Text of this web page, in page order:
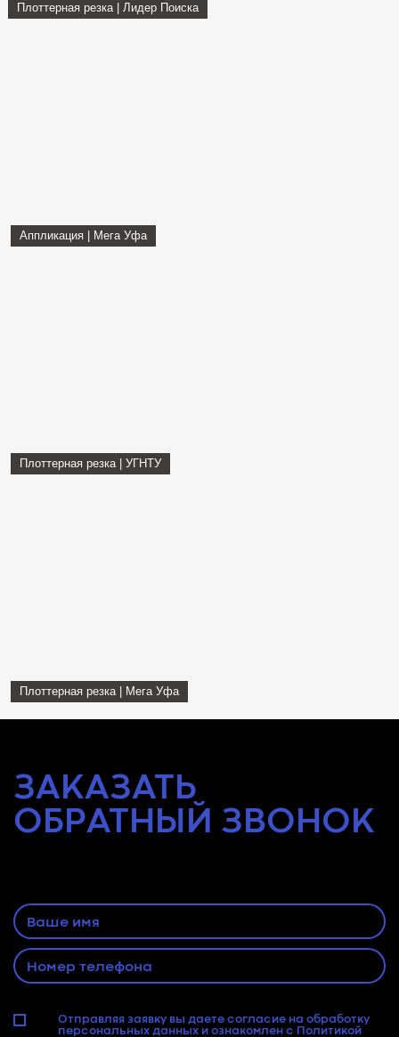
Плоттерная резка | Лидер Поиска
Аппликация | Мега Уфа
Плоттерная резка | УГНТУ
Плоттерная резка | Мега Уфа
ЗАКАЗАТЬ
ОБРАТНЫЙ ЗВОНОК
Отправляя заявку вы даете согласие на обработку
персональных данных и ознакомлен с Политикой